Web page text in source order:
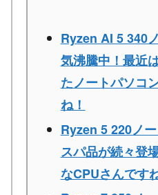
Ryzen AI 5 340
気沸騰中！最近
たノートパソコ
ね！
Ryzen 5 220ノ
スパ品が続々登
なCPUさんです